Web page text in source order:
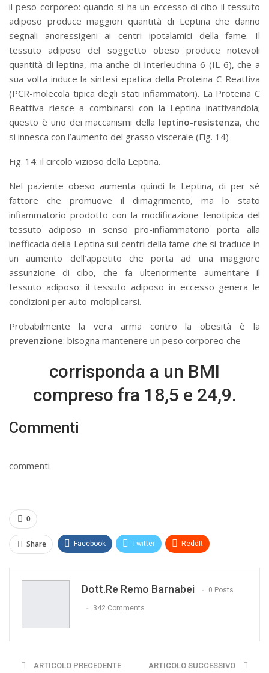
il peso corporeo: quando si ha un eccesso di cibo il tessuto
adiposo produce maggiori quantità di Leptina che danno
segnali anoressigeni ai centri ipotalamici della fame. Il
tessuto adiposo del soggetto obeso produce notevoli
quantità di leptina, ma anche di Interleuchina-6 (IL-6), che a
sua volta induce la sintesi epatica della Proteina C Reattiva
(PCR-molecola tipica degli stati infiammatori). La Proteina C
Reattiva riesce a combinarsi con la Leptina inattivandola;
questo è uno dei maccanismi della leptino-resistenza, che
si innesca con l’aumento del grasso viscerale (Fig. 14)
Fig. 14: il circolo vizioso della Leptina.
Nel paziente obeso aumenta quindi la Leptina, di per sé
fattore che promuove il dimagrimento, ma lo stato
infiammatorio prodotto con la modificazione fenotipica del
tessuto adiposo in senso pro-infiammatorio porta alla
inefficacia della Leptina sui centri della fame che si traduce in
un aumento dell’appetito che porta ad una maggiore
assunzione di cibo, che fa ulteriormente aumentare il
tessuto adiposo: il tessuto adiposo in eccesso genera le
condizioni per auto-moltiplicarsi.
Probabilmente la vera arma contro la obesità è la
prevenzione: bisogna mantenere un peso corporeo che
corrisponda a un BMI
compreso fra 18,5 e 24,9.
Commenti
commenti
0
Share Facebook Twitter ReddIt
Dott.re Remo Barnabei 0 Posts
342 Comments
ARTICOLO PRECEDENTE ARTICOLO SUCCESSIVO